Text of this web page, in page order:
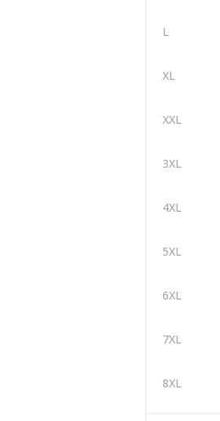
L
XL
XXL
3XL
4XL
5XL
6XL
7XL
8XL